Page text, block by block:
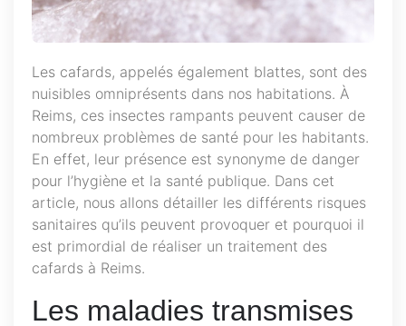
Les cafards, appelés également blattes, sont des
nuisibles omniprésents dans nos habitations. À
Reims, ces insectes rampants peuvent causer de
nombreux problèmes de santé pour les habitants.
En effet, leur présence est synonyme de danger
pour l’hygiène et la santé publique. Dans cet
article, nous allons détailler les différents risques
sanitaires qu’ils peuvent provoquer et pourquoi il
est primordial de réaliser un traitement des
cafards à Reims.
Les maladies transmises